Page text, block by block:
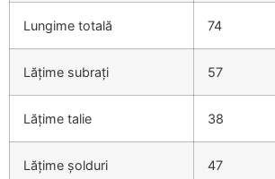
Lungime totală 74
Lățime subrați 57
Lățime talie 38
Lățime șolduri 47